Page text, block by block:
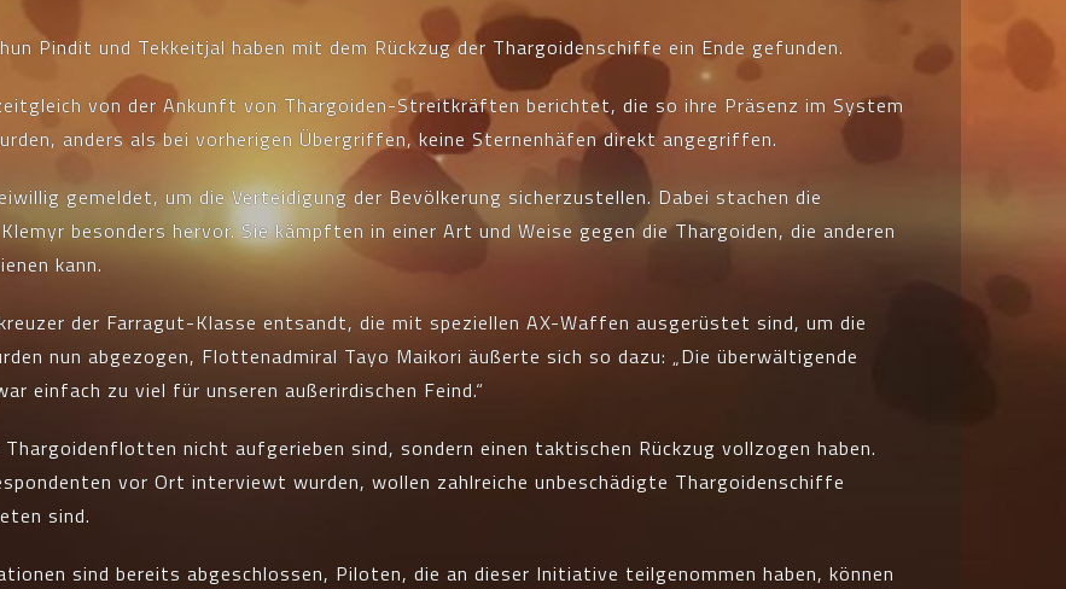
Pindit und Tekkeitjal haben mit dem Rückzug der Thargoidenschiffe ein Ende gefunden.
von der Ankunft von Thargoiden-Streitkräften berichtet, die so ihre Präsenz im System
anders als bei vorherigen Übergriffen, keine Sternenhäfen direkt angegriffen.
gemeldet, um die Verteidigung der Bevölkerung sicherzustellen. Dabei stachen die
besonders hervor. Sie kämpften in einer Art und Weise gegen die Thargoiden, die anderen
kann.
der Farragut-Klasse entsandt, die mit speziellen AX-Waffen ausgerüstet sind, um die
nun abgezogen, Flottenadmiral Tayo Maikori äußerte sich so dazu: „Die überwältigende
einfach zu viel für unseren außerirdischen Feind.“
nicht aufgerieben sind, sondern einen taktischen Rückzug vollzogen haben.
vor Ort interviewt wurden, wollen zahlreiche unbeschädigte Thargoidenschiffe
sind.
sind bereits abgeschlossen, Piloten, die an dieser Initiative teilgenommen haben, können